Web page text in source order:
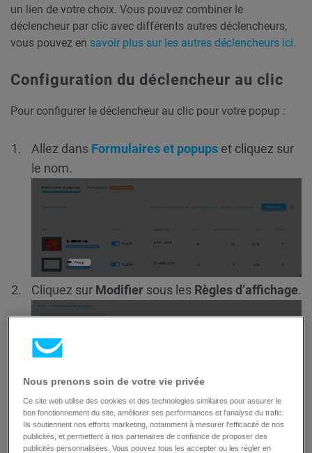
un lien de votre choix. Vous pouvez combiner le
déclencheur par clic avec différents autres déclencheurs,
vous pouvez en savoir plus sur les autres déclencheurs ici.
Configuration du déclencheur au clic
Pour configurer le déclencheur au clic pour votre popup :
Allez dans Formulaires et popups et cliquez sur
le nom.
Cliquez sur Modifier sous les Règles d’affichage.
Cliquez surModifier les déclencheurspour
sélectionner l’action qui fera apparaître la popup.
Nous prenons soin de votre vie privée
Ce site web utilise des cookies et des technologies similaires pour assurer le
bon fonctionnement du site, améliorer ses performances et l'analyse du trafic.
Ils soutiennent nos efforts marketing, notamment à mesurer l'efficacité de nos
publicités, et permettent à nos partenaires de confiance de proposer des
publicités personnalisées. Vous pouvez tous les accepter ou les régler en